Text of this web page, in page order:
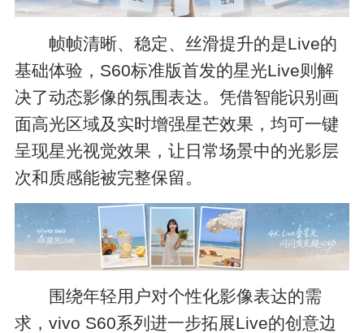
帧帧清晰、稳定、丝滑提升的是Live的
基础体验，S60标准版首发的星光Live则解
决了动态影像的氛围表达。凭借智能识别画
面高光区域及实时增强星芒效果，均可一键
呈现星光视觉效果，让日常场景中的光影层
次和质感能被完整保留。
围绕年轻用户对个性化影像表达的需
求，vivo S60系列进一步拓展Live的创意边